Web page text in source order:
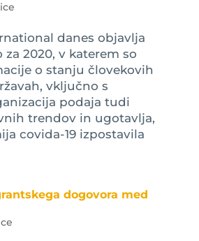
danes objavlja
2020, v katerem so
o stanju človekovih
vključno s
podaja tudi
trendov in ugotavlja,
covida-19 izpostavila
dogovora med